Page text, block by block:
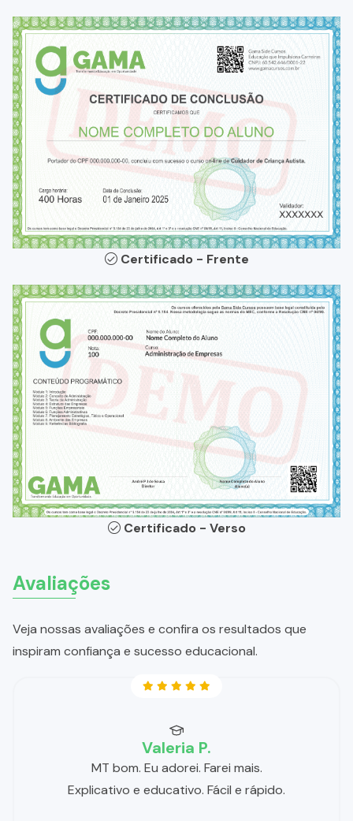
Certificado - Frente
Certificado - Verso
Avaliações
Veja nossas avaliações e confira os resultados que
inspiram confiança e sucesso educacional.
Valeria P.
MT bom. Eu adorei. Farei mais.
Explicativo e educativo. Fácil e rápido.